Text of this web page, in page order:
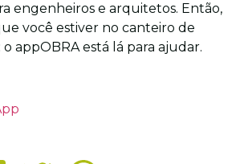
engenheiros e arquitetos. Então,
você estiver no canteiro de
appOBRA está lá para ajudar.